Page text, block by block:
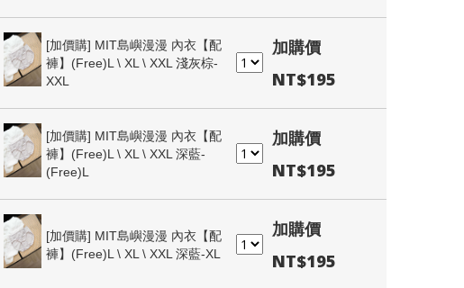
[加價購] MIT島嶼漫漫 內衣【配
褲】(Free)L \ XL \ XXL 淺灰棕-
XXL
加購價
NT$195
[加價購] MIT島嶼漫漫 內衣【配
褲】(Free)L \ XL \ XXL 深藍-
(Free)L
加購價
NT$195
[加價購] MIT島嶼漫漫 內衣【配
褲】(Free)L \ XL \ XXL 深藍-XL
加購價
NT$195